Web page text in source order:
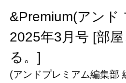
&Premium(アンド
2025年3月号 [部屋
る。]
(アンドプレミアム編集部